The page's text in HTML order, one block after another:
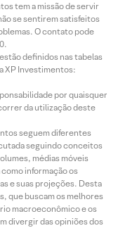
tem a missão de servir
se sentirem satisfeitos
O contato pode
definidos nas tabelas
XP Investimentos:
por quaisquer
da utilização deste
seguem diferentes
seguindo conceitos
médias móveis
informação os
e suas projeções. Desta
que buscam os melhores
macroeconômico e os
divergir das opiniões dos